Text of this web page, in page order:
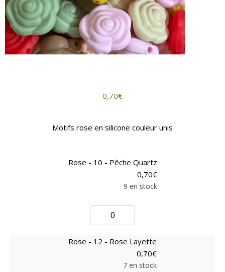
0,70€
Motifs rose en silicone couleur unis
Rose - 10 - Pêche Quartz
0,70€
9 en stock
Rose - 12 - Rose Layette
0,70€
7 en stock